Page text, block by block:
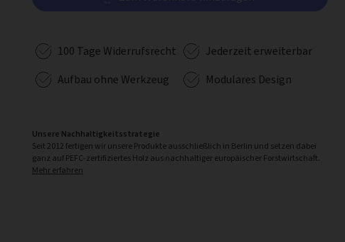
100 Tage Widerrufsrecht
Jederzeit erweiterbar
Aufbau ohne Werkzeug
Modulares Design
Unsere Nachhaltigkeitsstrategie
Seit 2012 fertigen wir unsere Produkte ausschließlich in Berlin und setzen dabei
ganz auf PEFC-zertifiziertes Holz aus nachhaltiger europäischer Forstwirtschaft.
Mehr erfahren